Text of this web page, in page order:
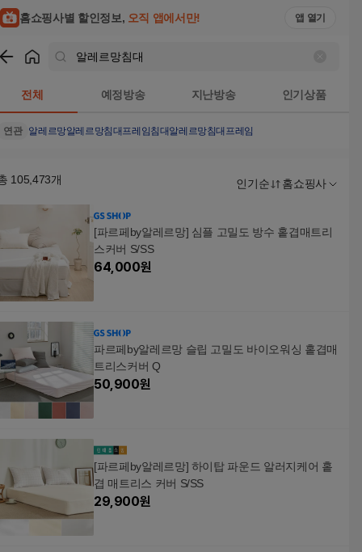
홈쇼핑사별 할인정보, 오직 앱에서만! 앱 열기
전체 예정방송 지난방송 인기상품
연관 알레르망알레르망침대프레임침대알레르망침대프레임
105,473개 인기순 홈쇼핑사
[파르페by알레르망] 심플 고밀도 방수 홑겹매트리
스커버 S/SS
64,000원
파르페by알레르망 슬립 고밀도 바이오워싱 홑겹매
트리스커버 Q
50,900원
[파르페by알레르망] 하이탑 파운드 알러지케어 홑
겹 매트리스 커버 S/SS
29,900원